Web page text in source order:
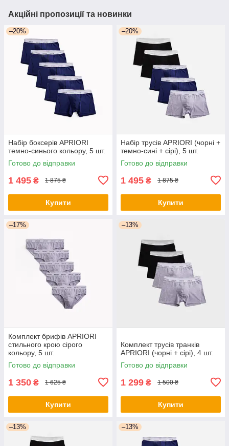
Акційні пропозиції та новинки
–20%
Набір боксерів APRIORI
темно-синього кольору, 5 шт.
Готово до відправки
1 495 ₴ 1 875 ₴
Купити
–20%
Набір трусів APRIORI (чорні +
темно-сині + сірі), 5 шт.
Готово до відправки
1 495 ₴ 1 875 ₴
Купити
–17%
Комплект брифів APRIORI
стильного крою сірого
кольору, 5 шт.
Готово до відправки
1 350 ₴ 1 625 ₴
Купити
–13%
Комплект трусів транків
APRIORI (чорні + сірі), 4 шт.
Готово до відправки
1 299 ₴ 1 500 ₴
Купити
–13% –13%